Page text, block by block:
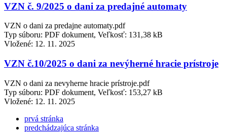
VZN č. 9/2025 o dani za predajné automaty
VZN o dani za predajne automaty.pdf
Typ súboru: PDF dokument, Veľkosť: 131,38 kB
Vložené: 12. 11. 2025
VZN č.10/2025 o dani za nevýherné hracie prístroje
VZN o dani za nevyherne hracie prístroje.pdf
Typ súboru: PDF dokument, Veľkosť: 153,27 kB
Vložené: 12. 11. 2025
prvá stránka
predchádzajúca stránka